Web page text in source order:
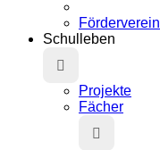
Förderverein
Schulleben
Projekte
Fächer